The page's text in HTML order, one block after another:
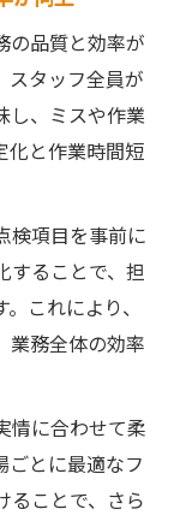
の品質と効率が
スタッフ全員が
し、ミスや作業
化と作業時間短
検項目を事前に
することで、担
これにより、
業務全体の効率
情に合わせて柔
ごとに最適なフ
ることで、さら